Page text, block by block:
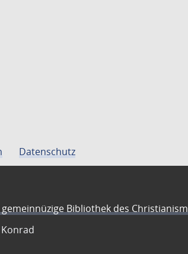
Datenschutz
Bibliothek des Christianism